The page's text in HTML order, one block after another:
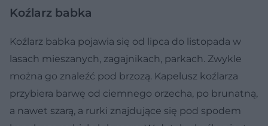
Koźlarz babka
Koźlarz babka pojawia się od lipca do listopada w
lasach mieszanych, zagajnikach, parkach. Zwykle
można go znaleźć pod brzozą. Kapelusz koźlarza
przybiera barwę od ciemnego orzecha, po brunatną,
a nawet szarą, a rurki znajdujące się pod spodem